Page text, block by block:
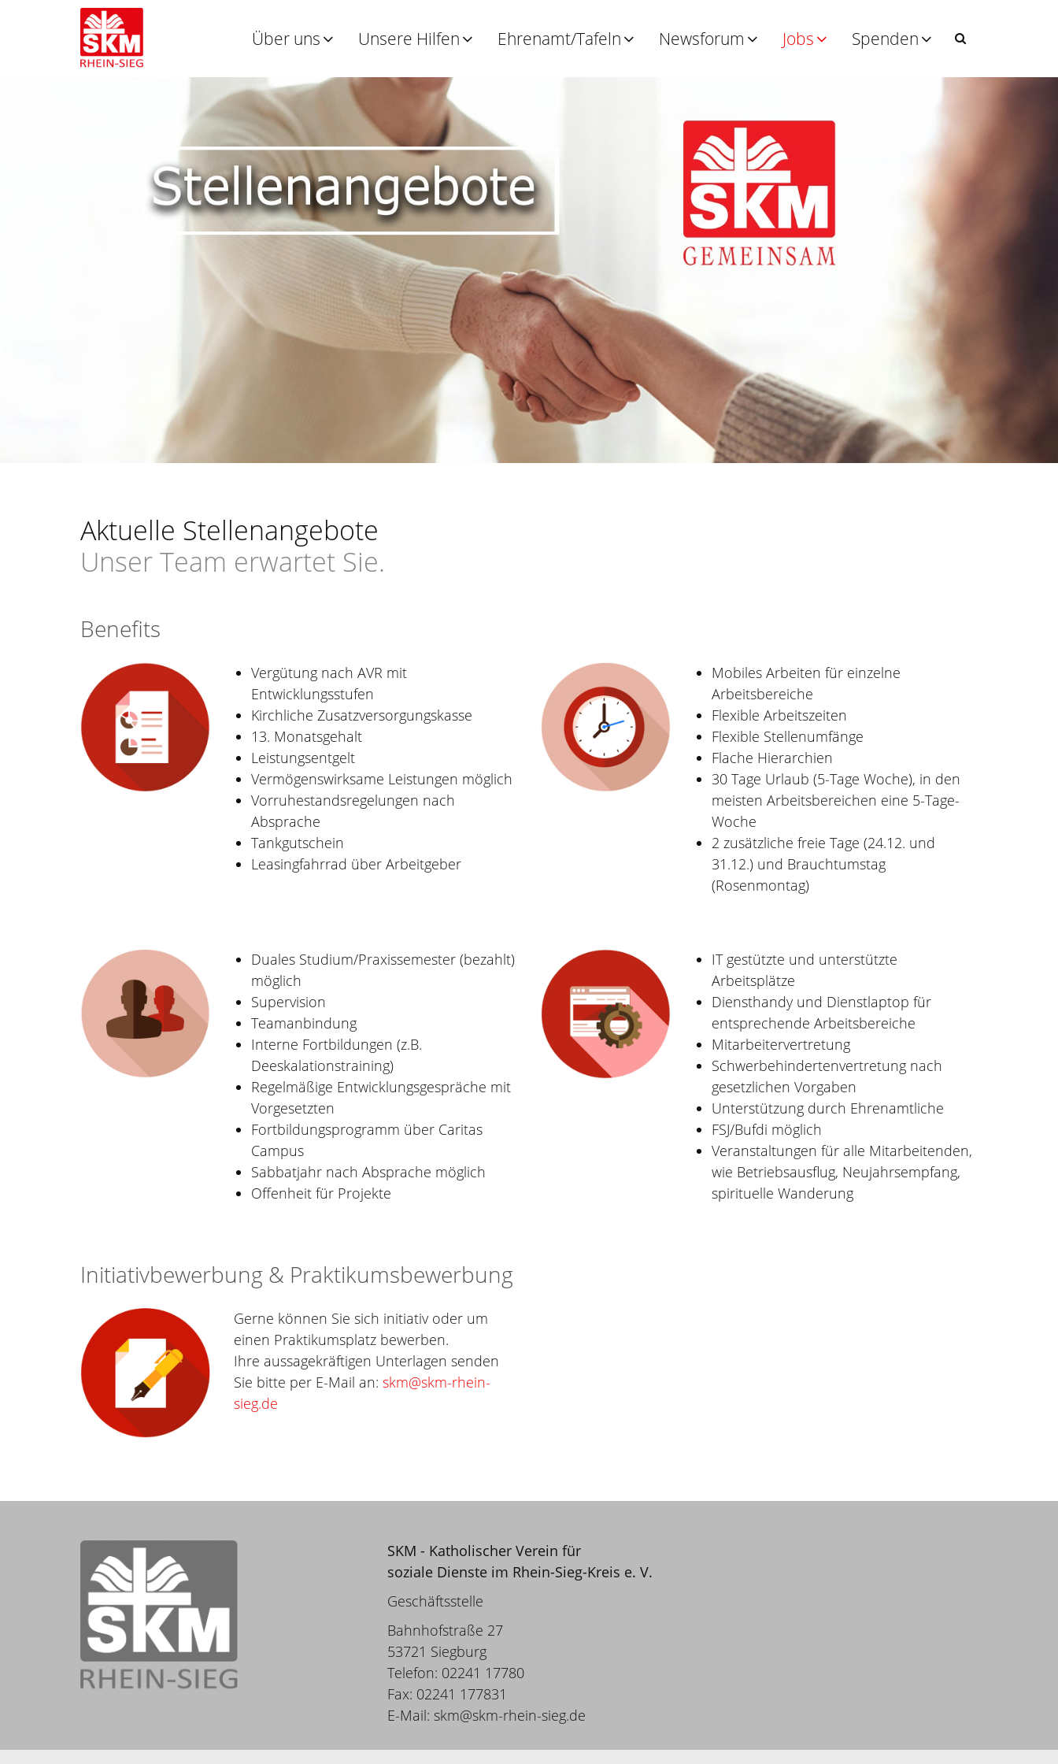
Über uns Unsere Hilfen Ehrenamt/Tafeln Newsforum Jobs Spenden
Aktuelle Stellenangebote
Unser Team erwartet Sie.
Benefits
Vergütung nach AVR mit
Entwicklungsstufen
Kirchliche Zusatzversorgungskasse
13. Monatsgehalt
Leistungsentgelt
Vermögenswirksame Leistungen möglich
Vorruhestandsregelungen nach
Absprache
Tankgutschein
Leasingfahrrad über Arbeitgeber
Mobiles Arbeiten für einzelne
Arbeitsbereiche
Flexible Arbeitszeiten
Flexible Stellenumfänge
Flache Hierarchien
30 Tage Urlaub (5-Tage Woche), in den
meisten Arbeitsbereichen eine 5-Tage-
Woche
2 zusätzliche freie Tage (24.12. und
31.12.) und Brauchtumstag
(Rosenmontag)
Duales Studium/Praxissemester (bezahlt)
möglich
Supervision
Teamanbindung
Interne Fortbildungen (z.B.
Deeskalationstraining)
Regelmäßige Entwicklungsgespräche mit
Vorgesetzten
Fortbildungsprogramm über Caritas
Campus
Sabbatjahr nach Absprache möglich
Offenheit für Projekte
IT gestützte und unterstützte
Arbeitsplätze
Diensthandy und Dienstlaptop für
entsprechende Arbeitsbereiche
Mitarbeitervertretung
Schwerbehindertenvertretung nach
gesetzlichen Vorgaben
Unterstützung durch Ehrenamtliche
FSJ/Bufdi möglich
Veranstaltungen für alle Mitarbeitenden,
wie Betriebsausflug, Neujahrsempfang,
spirituelle Wanderung
Initiativbewerbung & Praktikumsbewerbung
Gerne können Sie sich initiativ oder um
einen Praktikumsplatz bewerben.
Ihre aussagekräftigen Unterlagen senden
Sie bitte per E-Mail an: skm@skm-rhein-
sieg.de
SKM - Katholischer Verein für
soziale Dienste im Rhein-Sieg-Kreis e. V.
Geschäftsstelle
Bahnhofstraße 27
53721 Siegburg
Telefon: 02241 17780
Fax: 02241 177831
E-Mail: skm@skm-rhein-sieg.de